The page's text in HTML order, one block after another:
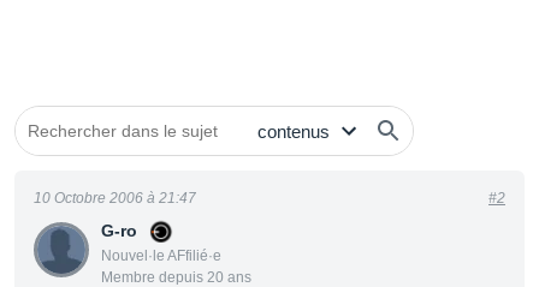
G-ro
Nouvel·le AFfilié·e
Membre depuis 20 ans
10 Octobre 2006 à 21:47 #2